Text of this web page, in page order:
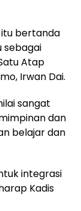
itu bertanda
sebagai
Atap
Irwan Dai.
sangat
dan
belajar dan
integrasi
Kadis